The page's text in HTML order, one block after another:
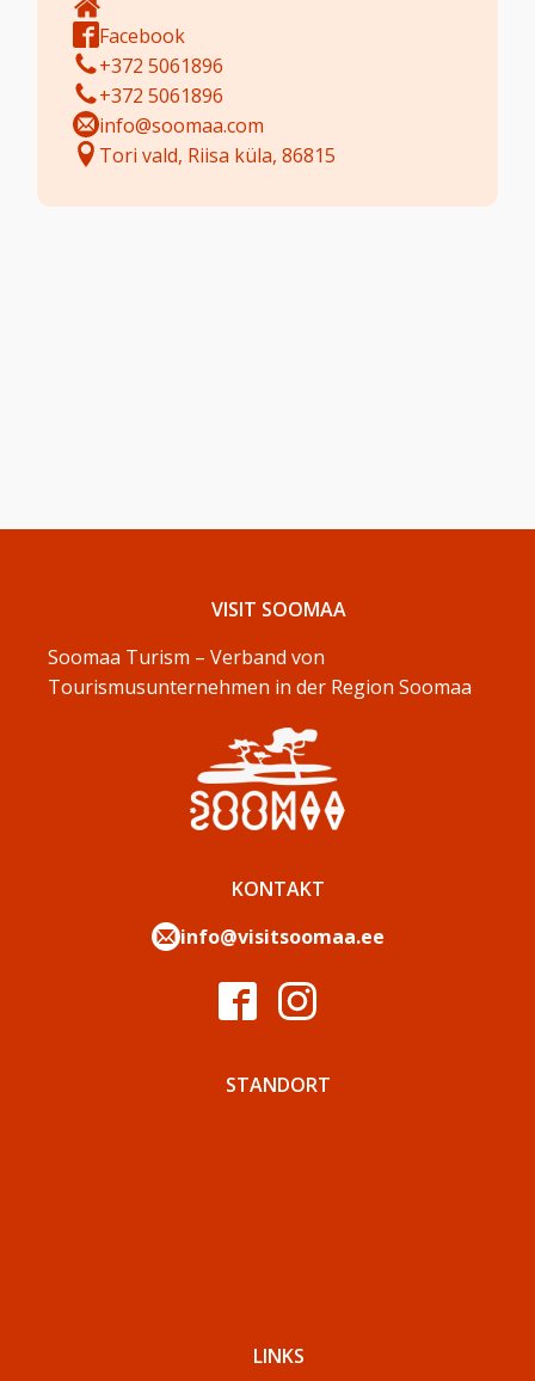
Facebook
+372 5061896
+372 5061896
info@soomaa.com
Tori vald, Riisa küla, 86815
VISIT SOOMAA
Soomaa Turism – Verband von
Tourismusunternehmen in der Region Soomaa
KONTAKT
info@visitsoomaa.ee
STANDORT
LINKS